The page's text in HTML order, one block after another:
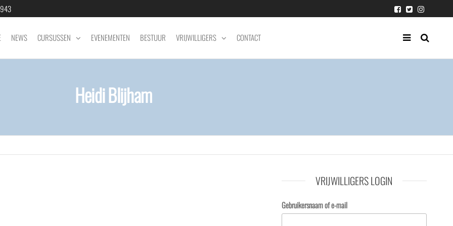
NEWS CURSUSSEN EVENEMENTEN BESTUUR VRIJWILLIGERS CONTACT
Heidi Blijham
VRIJWILLIGERS LOGIN
Gebruikersnaam of e-mail